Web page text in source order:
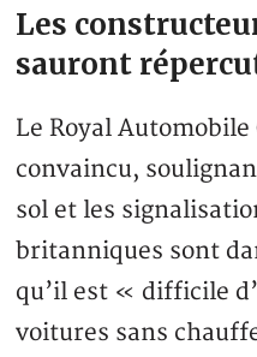
Les
sauront
Le Royal Automobile
convaincu,
sol et les
britanniques sont
qu’il est « difficile
voitures sans